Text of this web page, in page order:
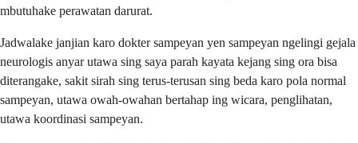
mbutuhake perawatan darurat.
Jadwalake janjian karo dokter sampeyan yen sampeyan ngelingi gejala
neurologis anyar utawa sing saya parah kayata kejang sing ora bisa
diterangake, sakit sirah sing terus-terusan sing beda karo pola normal
sampeyan, utawa owah-owahan bertahap ing wicara, penglihatan,
utawa koordinasi sampeyan.